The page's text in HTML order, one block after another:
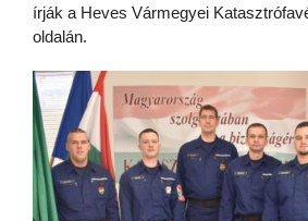
írják a Heves Vármegyei
oldalán.